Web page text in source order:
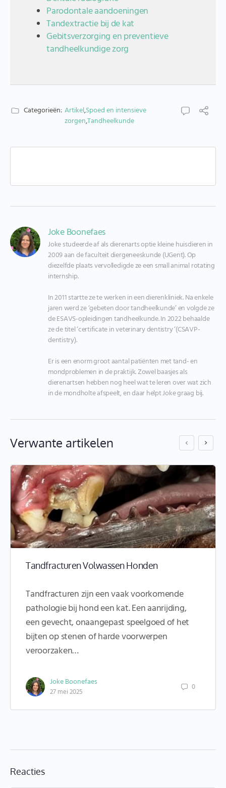
Parodontale aandoeningen
Tandextractie bij de kat
Gebitsverzorging en preventieve
tandheelkundige zorg
Categorieën: Artikel,Spoed en intensieve
zorgen,Tandheelkunde
Joke Boonefaes
Joke studeerde af als dierenarts optie kleine huisdieren in
2009 aan de faculteit diergeneeskunde (UGent). Op
diezelfde plaats vervolledigde ze een small animal rotating
internship.
In 2011 startte ze te werken in een dierenkliniek. Na enkele
jaren werd ze ‘gebeten door tandheelkunde’ en volgde ze
de ESAVS-opleidingen tandheelkunde. In 2022 behaalde
ze de titel ‘certificate in veterinary dentistry ‘(CSAVP-
dentistry).
Er is een enorm groot aantal patiënten met tand- en
mondproblemen in de praktijk. Zowel baasjes als
dierenartsen hebben nog heel wat te leren over wat zich
in de mondholte afspeelt, en daar helpt Joke graag bij.
Verwante artikelen
Tandfracturen Volwassen Honden
Tandfracturen zijn een vaak voorkomende
pathologie bij hond een kat. Een aanrijding,
een gevecht, onaangepast speelgoed of het
bijten op stenen of harde voorwerpen
veroorzaken…
Joke Boonefaes
27 mei 2025 0
Reacties